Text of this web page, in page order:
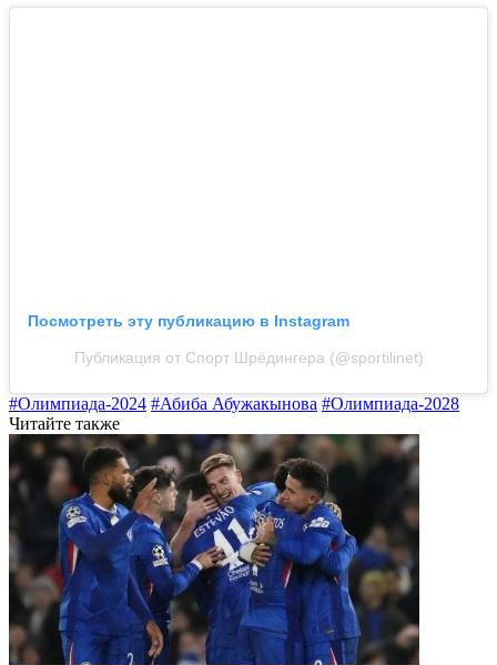
Посмотреть эту публикацию в Instagram
Публикация от Спорт Шрёдингера (@sportilinet)
#Олимпиада-2024 #Абиба Абужакынова #Олимпиада-2028
Читайте также